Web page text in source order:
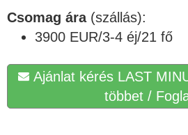
Csomag ára(szállás):
3900 EUR/3-4 éj/21 fő
Ajánlat kérés LAST
többet /